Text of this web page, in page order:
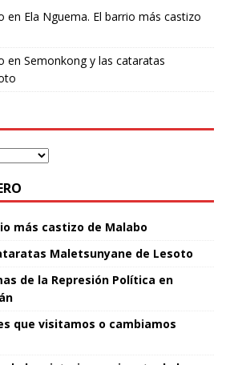
en Ela Nguema. El barrio más castizo
en Semonkong y las cataratas
más castizo de Malabo
Maletsunyane de Lesoto
de la Represión Política en
que visitamos o cambiamos